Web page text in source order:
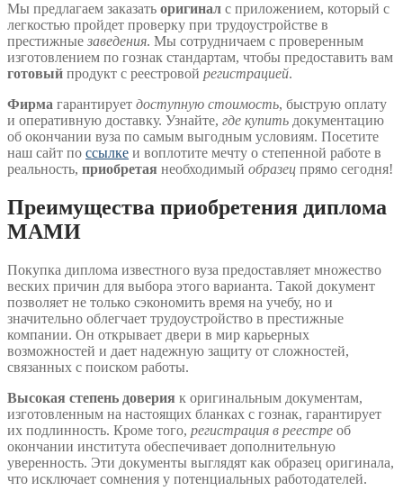
Мы предлагаем заказать оригинал с приложением, который с
легкостью пройдет проверку при трудоустройстве в
престижные заведения. Мы сотрудничаем с проверенным
изготовлением по гознак стандартам, чтобы предоставить вам
готовый продукт с реестровой регистрацией.
Фирма гарантирует доступную стоимость, быструю оплату
и оперативную доставку. Узнайте, где купить документацию
об окончании вуза по самым выгодным условиям. Посетите
наш сайт по ссылке и воплотите мечту о степенной работе в
реальность, приобретая необходимый образец прямо сегодня!
Преимущества приобретения диплома
МАМИ
Покупка диплома известного вуза предоставляет множество
веских причин для выбора этого варианта. Такой документ
позволяет не только сэкономить время на учебу, но и
значительно облегчает трудоустройство в престижные
компании. Он открывает двери в мир карьерных
возможностей и дает надежную защиту от сложностей,
связанных с поиском работы.
Высокая степень доверия к оригинальным документам,
изготовленным на настоящих бланках с гознак, гарантирует
их подлинность. Кроме того, регистрация в реестре об
окончании института обеспечивает дополнительную
уверенность. Эти документы выглядят как образец оригинала,
что исключает сомнения у потенциальных работодателей.